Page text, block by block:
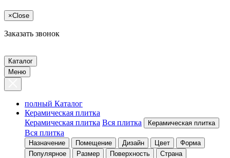
×Close
Заказать звонок
Каталог
Меню
полный Каталог
Керамическая плитка
Керамическая плитка Вся плитка Керамическая плитка
Вся плитка
Назначение Помещение Дизайн Цвет
Форма
Популярное
Размер Поверхность Страна